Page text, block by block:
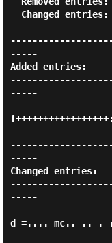
-----
Added entries:
-----
-----
Changed entries:
-----
d =.... mc.. .. .